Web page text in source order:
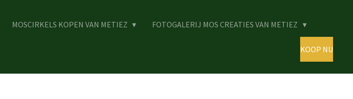
MOSCIRKELS KOPEN VAN METIEZ FOTOGALERIJ MOS CREATIES VAN METIEZ
KOOP NU